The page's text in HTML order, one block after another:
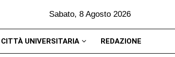
Sabato, 8 Agosto 2026
UNIVERSITARIA REDAZIONE